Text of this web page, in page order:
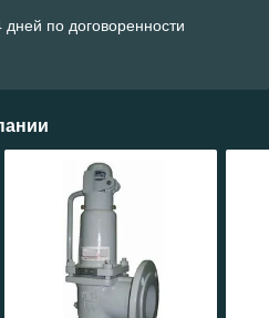
дней по договоренности